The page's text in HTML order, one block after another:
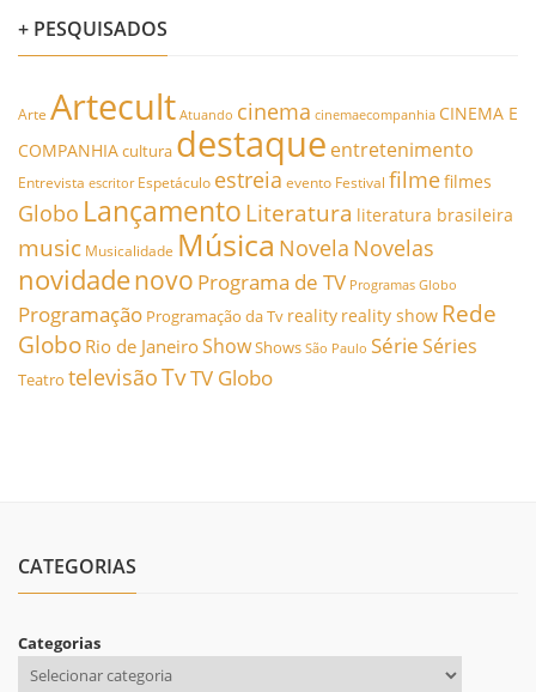
+ PESQUISADOS
Arte Artecult Atuando cinema cinemaecompanhia CINEMA E
COMPANHIAcultura destaque entretenimento
Entrevista escritor Espetáculo estreia evento Festival filmefilmes
Globo Lançamento Literatura literatura brasileira
music Musicalidade Música Novela Novelas
novidadenovo Programa de TV Programas Globo
Programação Programação da Tv reality reality show Rede
Globo Rio de JaneiroShowShows São Paulo SérieSéries
Teatro televisãoTvTV Globo
CATEGORIAS
Categorias